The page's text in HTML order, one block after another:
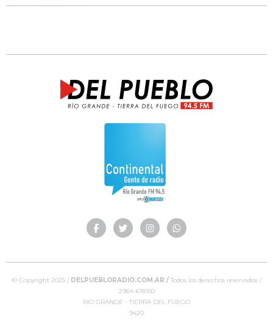
© Copyright 2025 / DELPUEBLORADIO.COM.AR /Todos los derechos reservados /
2964-618150
RIO GRANDE - TIERRA DEL FUEGO
9420